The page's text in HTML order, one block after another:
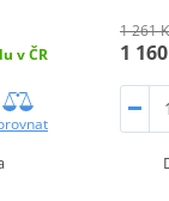
v ČR
1 261
1